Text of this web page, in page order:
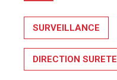
SURVEILLANCE
DIRECTION SURETE